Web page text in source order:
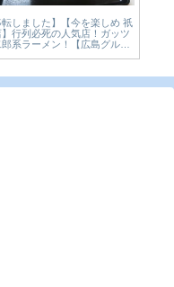
【広島・中区】古民家の隠れ家カ
レー「カリー食堂 キュリ」スパイ
スカレーを実食【かえるのピクル